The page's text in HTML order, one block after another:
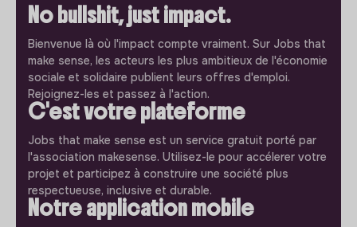
No bullshit, just impact.
Bienvenue là où l'impact compte vraiment. Sur Jobs that
make sense, les acteurs les plus ambitieux de l'économie
sociale et solidaire publient leurs offres d'emploi.
Rejoignez-les et passez à l'action.
C'est votre plateforme
Jobs that make sense est un service gratuit porté par
l'association makesense. Utilisez-le pour accélerer votre
projet et participez à construire une société plus
respectueuse, inclusive et durable.
Notre application mobile